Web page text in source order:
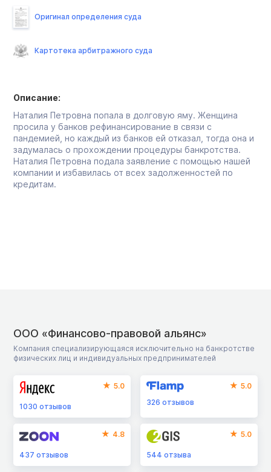
Описание:
Наталия Петровна попала в долговую яму. Женщина
просила у банков рефинансирование в связи с
пандемией, но каждый из банков ей отказал, тогда она и
задумалась о прохождении процедуры банкротства.
Наталия Петровна подала заявление с помощью нашей
компании и избавилась от всех задолженностей по
кредитам.
Оригинал определения суда
Картотека арбитражного суда
ООО «Финансово-правовой альянс»
Компания специализирующаяся исключительно на банкротстве
физических лиц и индивидуальных предпринимателей
5.0
1030 отзывов
5.0
326отзывов
4.8
437 отзывов
5.0
544отзыва